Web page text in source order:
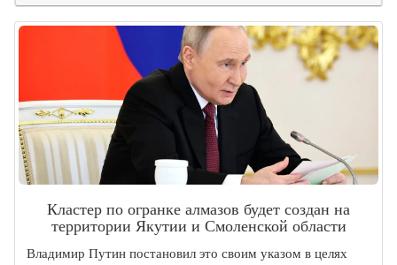
Кластер по огранке алмазов будет создан на
территории Якутии и Смоленской области
Владимир Путин постановил это своим указом в целях